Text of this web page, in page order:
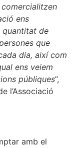
ens
quantitat de
que
dia, així com
ens veiem
públiques”,
l’Associació
amb el